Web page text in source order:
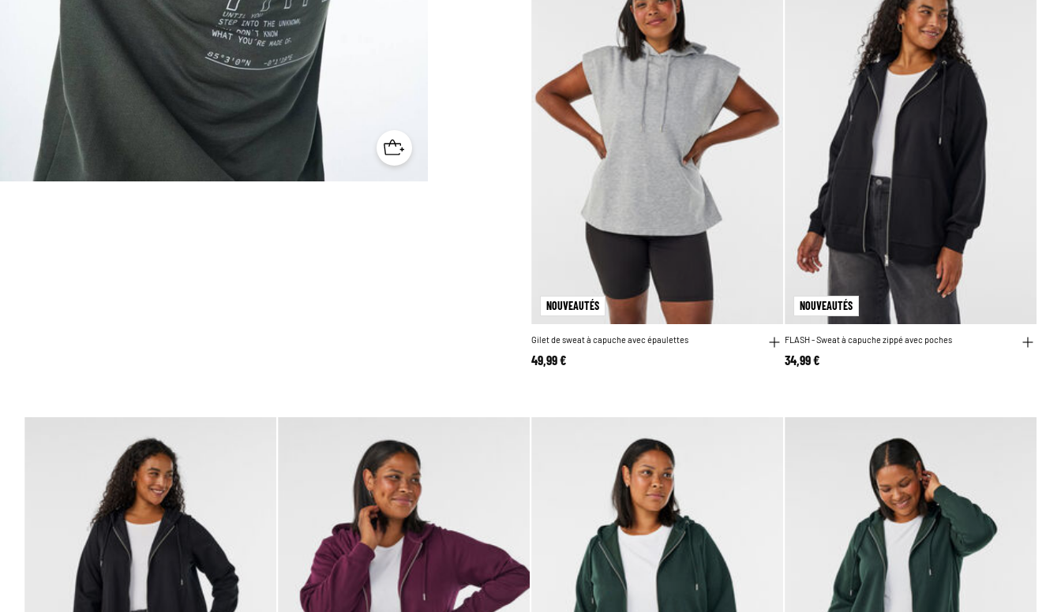
NOUVEAUTÉS
Gilet de sweat à capuche avec épaulettes
49,99 €
NOUVEAUTÉS
FLASH - Sweat à capuche zippé avec poches
34,99 €